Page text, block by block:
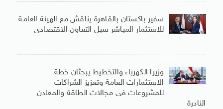
سفير باكستان بالقاهرة يناقش مع الهيئة العامة
للاستثمار المباشر سبل التعاون الاقتصادى
وزيرا الكهرباء والتخطيط يبحثان خطة
الاستثمارات العامة وتعزيز الشراكات
للمشروعات فى مجالات الطاقة والمعادن
النادرة